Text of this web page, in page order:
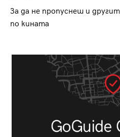
За да не пропуснеш и
по кината